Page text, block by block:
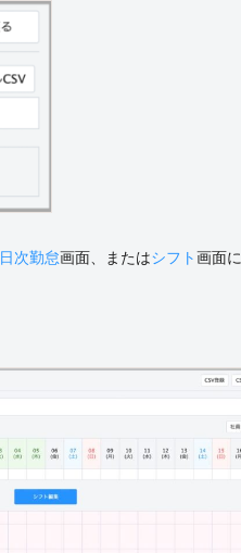
日次勤怠画面、またはシフト画面に